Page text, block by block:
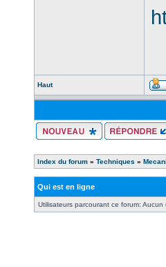
Haut
Index du forum » Techniques »
Qui est en ligne
Utilisateurs parcourant ce forum: